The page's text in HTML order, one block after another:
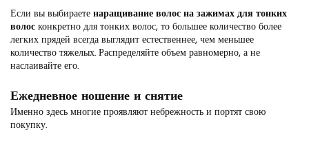
Если вы выбираете наращивание волос на зажимах для тонких
волос конкретно для тонких волос, то большее количество более
легких прядей всегда выглядит естественнее, чем меньшее
количество тяжелых. Распределяйте объем равномерно, а не
наслаивайте его.
Ежедневное ношение и снятие
Именно здесь многие проявляют небрежность и портят свою
покупку.